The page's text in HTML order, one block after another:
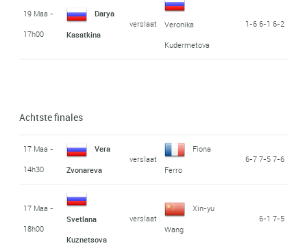
19 Maa -
17h00
Darya
Kasatkina
verslaat
Veronika
Kudermetova
1-6 6-1 6-2
Achtste finales
17 Maa -
14h30
Vera
Zvonareva
verslaat
Fiona
Ferro
6-7 7-5 7-6
17 Maa -
18h00
Svetlana
Kuznetsova
verslaat
Xin-yu
Wang
6-1 7-5